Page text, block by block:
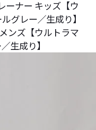
ーナー キッズ【ウ
グレー／生成り】
ンズ【ウルトラマ
生成り】